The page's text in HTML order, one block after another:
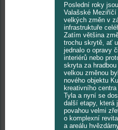
Poslední roky
Valašské
velkých změn v
infrastruktuře
Zatím většina
trochu skrytě, ať
jednalo o opravy
interiérů nebo
skryta za
velkou změnou
nového objektu
kreativního
Tyla a nyní se
další etapy, která
povahou velmi
o komplexní
a areálu